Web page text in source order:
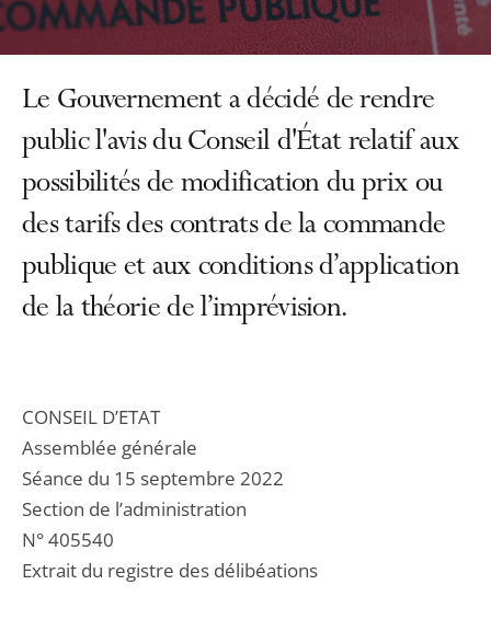
Le Gouvernement a décidé de rendre
public l'avis du Conseil d'État relatif aux
possibilités de modification du prix ou
des tarifs des contrats de la commande
publique et aux conditions d’application
de la théorie de l’imprévision.
CONSEIL D’ETAT
Assemblée générale
Séance du 15 septembre 2022
Section de l’administration
N° 405540
Extrait du registre des délibéations